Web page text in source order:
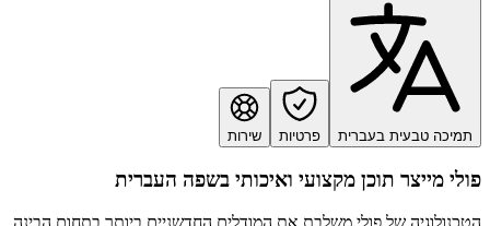
תמיכה טבעית בעברית פרטיות שירות
פולי מייצר תוכן מקצועי ואיכותי בשפה העברית
הטכנולוגיה של פולי משלבת את המודלים החדשניים ביותר בתחום הבינה